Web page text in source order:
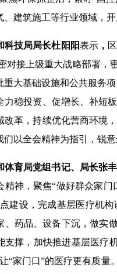
、建筑施工等行业领域，
科技局局长杜阳阳表示 ，
对接上级重大战略部署，
重大基础设施和公共服务
力稳投资、促增长、补短
改革，持续优化营商环境
们以全会精神为指引，锐
体育局党组书记、局长张
精神，聚焦“做好群众家
建设，完成基层医疗机
、药品、设备下沉，做实
支撑，加快推进基层医疗
“家门口”的医疗更有质